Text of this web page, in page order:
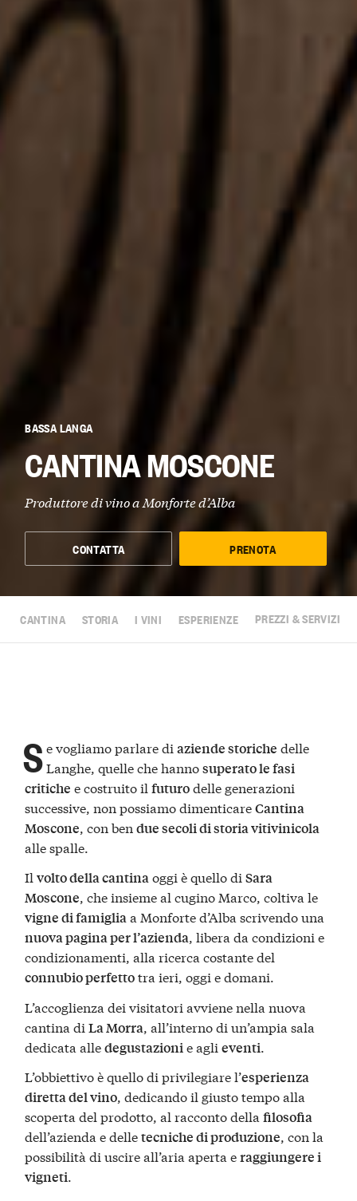
BASSA LANGA
CANTINA MOSCONE
Produttore di vino aMonforte d’Alba
CONTATTA PRENOTA
CANTINA STORIA I VINI ESPERIENZE PREZZI & SERVIZI
Se vogliamo parlare diaziende storiche delle
Langhe, quelle che hannosuperato le fasi
critiche e costruito ilfuturodelle generazioni
successive, non possiamo dimenticareCantina
Moscone , con bendue secoli di storia vitivinicola
alle spalle.
Ilvolto della cantinaoggi è quello diSara
Moscone, che insieme al cugino Marco, coltiva le
vigne di famigliaa Monforte d’Alba scrivendo una
nuova pagina per l’azienda, libera da condizioni e
condizionamenti, alla ricerca costante del
connubio perfettotra ieri, oggi e domani.
L’accoglienza dei visitatori avviene nella nuova
cantina diLa Morra, all’interno di un’ampia sala
dedicata alledegustazionie aglieventi.
L’obbiettivo è quello di privilegiare l’esperienza
diretta del vino, dedicando il giusto tempo alla
scoperta del prodotto, al racconto dellafilosofia
dell’azienda e delletecniche di produzione, con la
possibilità di uscire all’aria aperta eraggiungere i
vigneti.